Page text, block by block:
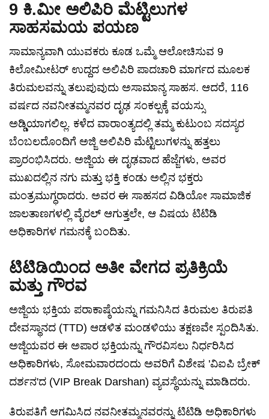
9 ಕಿ.ಮೀ ಅಲಿಪಿರಿ ಮೆಟ್ಟಿಲುಗಳ
ಸಾಹಸಮಯ ಪಯಣ
ಸಾಮಾನ್ಯವಾಗಿ ಯುವಕರು ಕೂಡ ಒಮ್ಮೆ ಆಲೋಚಿಸುವ 9
ಕಿಲೋಮೀಟರ್ ಉದ್ದದ ಅಲಿಪಿರಿ ಪಾದಚಾರಿ ಮಾರ್ಗದ ಮೂಲಕ
ತಿರುಮಲವನ್ನು ತಲುಪುವುದು ಅಸಾಮಾನ್ಯ ಸಾಹಸ. ಆದರೆ, 116
ವರ್ಷದ ನವನೀತಮ್ಮನವರ ದೃಢ ಸಂಕಲ್ಪಕ್ಕೆ ವಯಸ್ಸು
ಅಡ್ಡಿಯಾಗಲಿಲ್ಲ. ಕಳೆದ ವಾರಾಂತ್ಯದಲ್ಲಿ ತಮ್ಮ ಕುಟುಂಬ ಸದಸ್ಯರ
ಬೆಂಬಲದೊಂದಿಗೆ ಅಜ್ಜಿ ಅಲಿಪಿರಿ ಮೆಟ್ಟಿಲುಗಳನ್ನು ಹತ್ತಲು
ಪ್ರಾರಂಭಿಸಿದರು. ಅಜ್ಜಿಯ ಈ ದೃಢವಾದ ಹೆಜ್ಜೆಗಳು, ಅವರ
ಮುಖದಲ್ಲಿನ ನಗು ಮತ್ತು ಭಕ್ತಿ ಕಂಡು ಅಲ್ಲಿನ ಭಕ್ತರು
ಮಂತ್ರಮುಗ್ಧರಾದರು. ಅವರ ಈ ಸಾಹಸದ ವಿಡಿಯೋ ಸಾಮಾಜಿಕ
ಜಾಲತಾಣಗಳಲ್ಲಿ ವೈರಲ್ ಆಗುತ್ತಲೇ, ಆ ವಿಷಯ ಟಿಟಿಡಿ
ಅಧಿಕಾರಿಗಳ ಗಮನಕ್ಕೆ ಬಂದಿತು.
ಟಿಟಿಡಿಯಿಂದ ಅತೀ ವೇಗದ ಪ್ರತಿಕ್ರಿಯೆ
ಮತ್ತು ಗೌರವ
ಅಜ್ಜಿಯ ಭಕ್ತಿಯ ಪರಾಕಾಷ್ಠೆಯನ್ನು ಗಮನಿಸಿದ ತಿರುಮಲ ತಿರುಪತಿ
ದೇವಸ್ಥಾನದ (TTD) ಆಡಳಿತ ಮಂಡಳಿಯು ತಕ್ಷಣವೇ ಸ್ಪಂದಿಸಿತು.
ಅಜ್ಜಿಯವರ ಈ ಅಪಾರ ಭಕ್ತಿಯನ್ನು ಗೌರವಿಸಲು ನಿರ್ಧರಿಸಿದ
ಅಧಿಕಾರಿಗಳು, ಸೋಮವಾರದಂದು ಅವರಿಗೆ ವಿಶೇಷ 'ವಿಐಪಿ ಬ್ರೇಕ್
ದರ್ಶನ'ದ (VIP Break Darshan) ವ್ಯವಸ್ಥೆಯನ್ನು ಮಾಡಿದರು.
ತಿರುಪತಿಗೆ ಆಗಮಿಸಿದ ನವನೀತಮ್ಮನವರನ್ನು ಟಿಟಿಡಿ ಅಧಿಕಾರಿಗಳು